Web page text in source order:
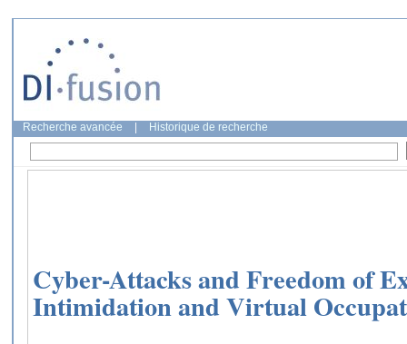
Recherche avancée Historique de recherche
Cyber-Attacks and Freedom of
Intimidation and Virtual